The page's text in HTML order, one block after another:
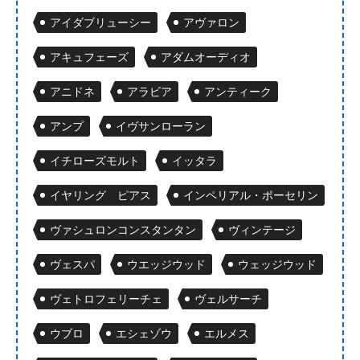
アイダブリューシー アヴァロン
アキュフェーズ アダムオーディオ
アニドネ アラビア アンティーク
アンプ イヴサンローラン
イチローズモルト イッタラ
イヤリング ピアス インペリアル・ポーセリン
ヴァシュロンコンスタンタン ヴィンテージ
ヴェスパ ウエッジウッド ウェッジウッド
ヴェトロフェリーチェ ヴェルサーチ
ウブロ エシェゾウ エルメス